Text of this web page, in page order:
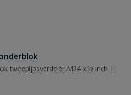
tweepijpsverdeler M24 x ½ inch |